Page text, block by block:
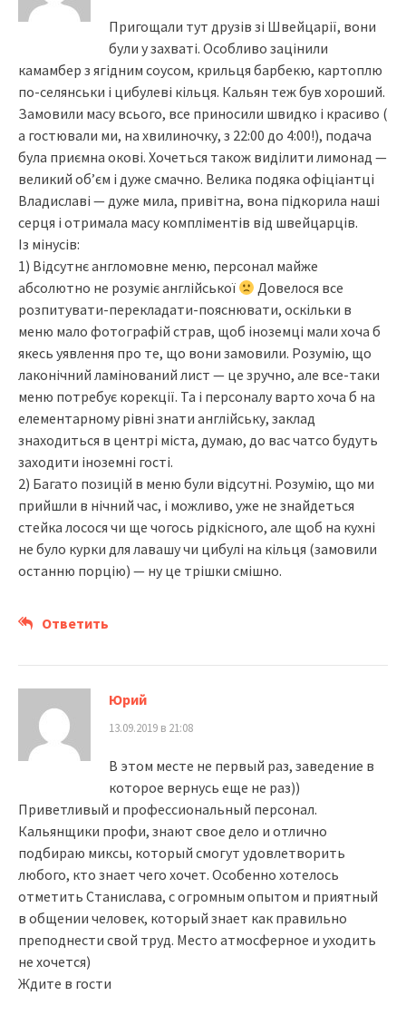
Пригощали тут друзів зі Швейцарії, вони
були у захваті. Особливо зацінили
камамбер з ягідним соусом, крильця барбекю, картоплю
по-селянськи і цибулеві кільця. Кальян теж був хороший.
Замовили масу всього, все приносили швидко і красиво (
а гостювали ми, на хвилиночку, з 22:00 до 4:00!), подача
була приємна окові. Хочеться також виділити лимонад —
великий об’єм і дуже смачно. Велика подяка офіціантці
Владиславі — дуже мила, привітна, вона підкорила наші
серця і отримала масу компліментів від швейцарців.
Із мінусів:
1) Відсутнє англомовне меню, персонал майже
абсолютно не розуміє англійської
Довелося все
розпитувати-перекладати-пояснювати, оскільки в
меню мало фотографій страв, щоб іноземці мали хоча б
якесь уявлення про те, що вони замовили. Розумію, що
лаконічний ламінований лист — це зручно, але все-таки
меню потребує корекції. Та і персоналу варто хоча б на
елементарному рівні знати англійську, заклад
знаходиться в центрі міста, думаю, до вас чатсо будуть
заходити іноземні гості.
2) Багато позицій в меню були відсутні. Розумію, що ми
прийшли в нічний час, і можливо, уже не знайдеться
стейка лосося чи ще чогось рідкісного, але щоб на кухні
не було курки для лавашу чи цибулі на кільця (замовили
останню порцію) — ну це трішки смішно.
Ответить
Юрий
13.09.2019 в 21:08
В этом месте не первый раз, заведение в
которое вернусь еще не раз))
Приветливый и профессиональный персонал.
Кальянщики профи, знают свое дело и отлично
подбираю миксы, который смогут удовлетворить
любого, кто знает чего хочет. Особенно хотелось
отметить Станислава, с огромным опытом и приятный
в общении человек, который знает как правильно
преподнести свой труд. Место атмосферное и уходить
не хочется)
Ждите в гости